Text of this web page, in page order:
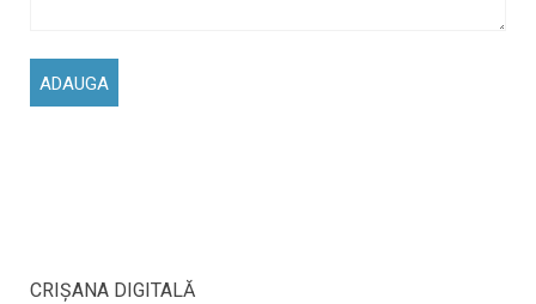
CRIŞANA DIGITALĂ